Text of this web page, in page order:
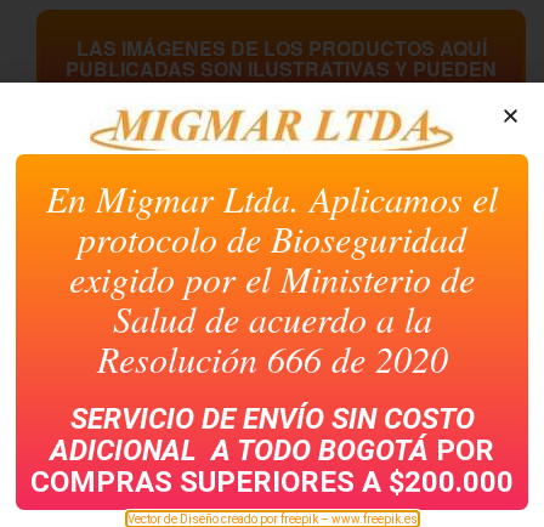
LAS IMÁGENES DE LOS PRODUCTOS AQUÍ
PUBLICADAS SON ILUSTRATIVAS Y PUEDEN
DIFERIR LIGERAMENTE DEL PRODUCTO
ENTREGADO.
CATEGORÍAS DE PRODUCTOS
ASEO Y LIMPIEZA
BOTIQUÍN
CAFETERÍA
CARTUCHOS Y TONERS
FERRETERÍA
OFICINA
OTROS PRODUCTOS
LISTA DE PRODUCTOS
PRODUCTOS MÁS BUSCADOS
PRODUCTOS MÁS VENDIDOS
En Migmar Ltda. Aplicamos el
protocolo de Bioseguridad
exigido por el Ministerio de
Salud de acuerdo a la
Resolución 666 de 2020
SERVICIO DE ENVÍO SIN COSTO
ADICIONAL A TODO BOGOTÁ POR
COMPRAS SUPERIORES A $200.000
Vector de Diseño creado por freepik – www.freepik.es